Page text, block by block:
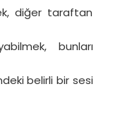
diğer taraftan
bunları
belirli bir sesi